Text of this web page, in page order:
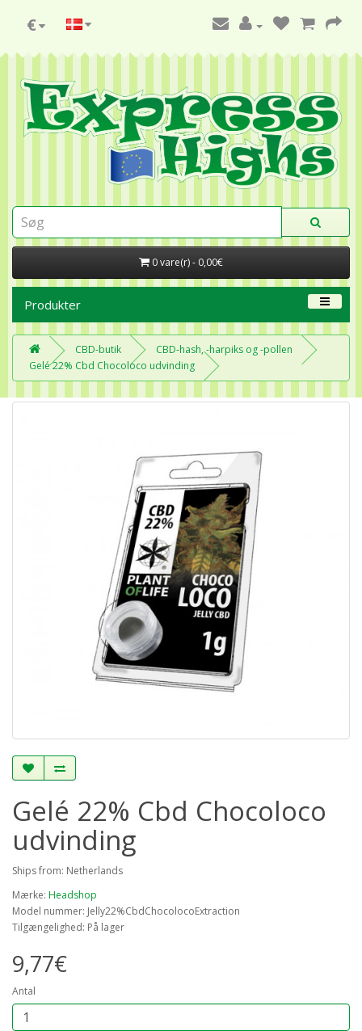
€
0 vare(r) - 0,00€
Produkter
CBD-butik
CBD-hash, -harpiks og -pollen
Gelé 22% Cbd Chocoloco udvinding
Gelé 22% Cbd Chocoloco
udvinding
Ships from: Netherlands
Mærke: Headshop
Model nummer: Jelly22%CbdChocolocoExtraction
Tilgængelighed: På lager
9,77€
Antal